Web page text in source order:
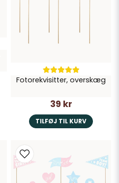
Fotorekvisitter, overskæg
39 kr
TILFØJ TIL KURV